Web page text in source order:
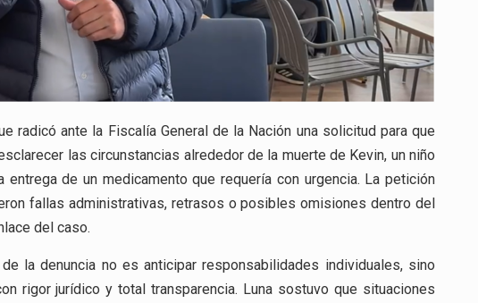
radicó ante la Fiscalía General de la Nación una solicitud para que
las circunstancias alrededor de la muerte de Kevin, un niño
de un medicamento que requería con urgencia. La petición
fallas administrativas, retrasos o posibles omisiones dentro del
del caso.
la denuncia no es anticipar responsabilidades individuales, sino
rigor jurídico y total transparencia. Luna sostuvo que situaciones